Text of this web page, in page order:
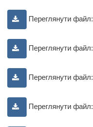
Переглянути файл:
Переглянути файл:
Переглянути файл:
Переглянути файл: